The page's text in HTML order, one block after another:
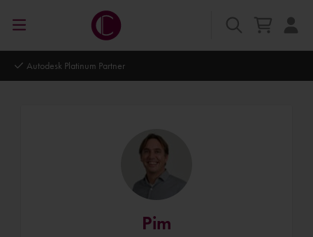
Autodesk Platinum Partner
Pim